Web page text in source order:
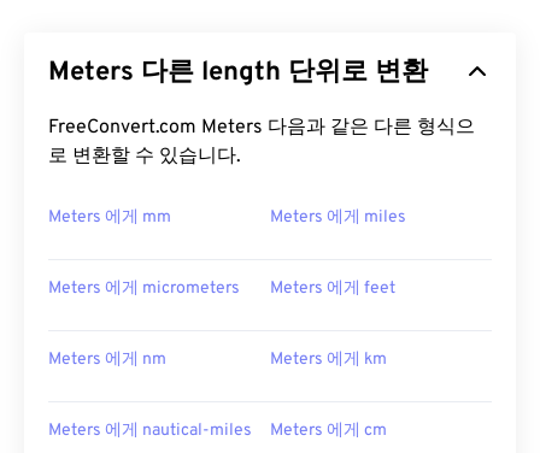
Meters 다른 length 단위로 변환
FreeConvert.com Meters 다음과 같은 다른 형식으
로 변환할 수 있습니다.
Meters 에게 mm Meters 에게 miles
Meters 에게 micrometers Meters 에게 feet
Meters 에게 nm Meters 에게 km
Meters 에게 nautical-miles Meters 에게 cm